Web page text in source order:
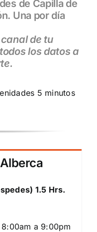
de Capilla de
Una por día
de tu
los datos a
5 minutos
1.5 Hrs.
a 9:00pm